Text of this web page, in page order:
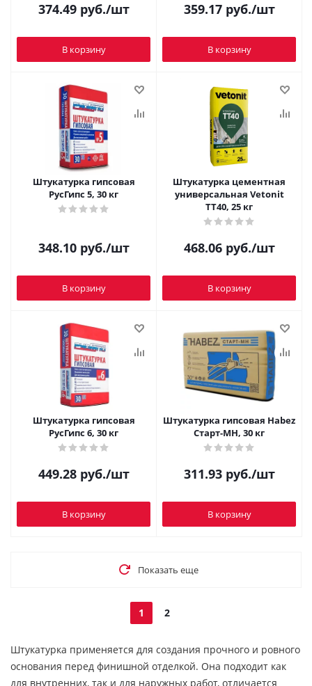
374.49руб./шт
В корзину
359.17руб./шт
В корзину
Штукатурка гипсовая
РусГипс 5, 30 кг
348.10руб./шт
В корзину
Штукатурка цементная
универсальная Vetonit
TT40, 25 кг
468.06руб./шт
В корзину
Штукатурка гипсовая
РусГипс 6, 30 кг
449.28руб./шт
В корзину
Штукатурка гипсовая Habez
Старт-МН, 30 кг
311.93руб./шт
В корзину
Показать еще
1 2
Штукатурка применяется для создания прочного и ровного
основания перед финишной отделкой. Она подходит как
для внутренних, так и для наружных работ, отличается